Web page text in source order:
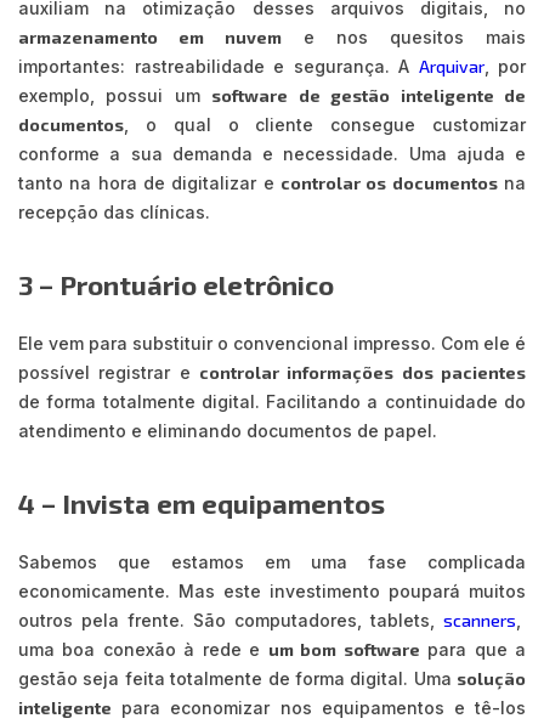
auxiliam na otimização desses arquivos digitais, no
armazenamento em nuvem e nos quesitos mais
importantes: rastreabilidade e segurança. A Arquivar, por
exemplo, possui um software de gestão inteligente de
documentos , o qual o cliente consegue customizar
conforme a sua demanda e necessidade. Uma ajuda e
tanto na hora de digitalizar e controlar os documentosna
recepção das clínicas.
3 – Prontuário eletrônico
Ele vem para substituir o convencional impresso. Com ele é
possível registrar e controlar informações dos pacientes
de forma totalmente digital. Facilitando a continuidade do
atendimento e eliminando documentos de papel.
4 – Invista em equipamentos
Sabemos que estamos em uma fase complicada
economicamente. Mas este investimento poupará muitos
outros pela frente. São computadores, tablets, scanners
uma boa conexão à rede e um bom software para que a
gestão seja feita totalmente de forma digital. Uma solução
inteligente para economizar nos equipamentos e tê-los